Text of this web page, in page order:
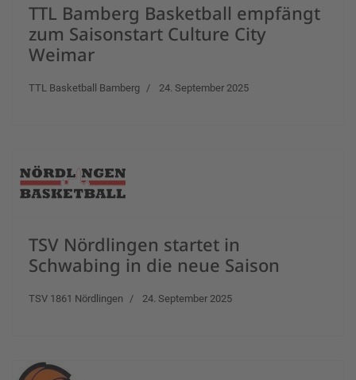
TTL Bamberg Basketball empfängt
zum Saisonstart Culture City
Weimar
TTL Basketball Bamberg 24. September 2025
TSV Nördlingen startet in
Schwabing in die neue Saison
TSV 1861 Nördlingen 24. September 2025